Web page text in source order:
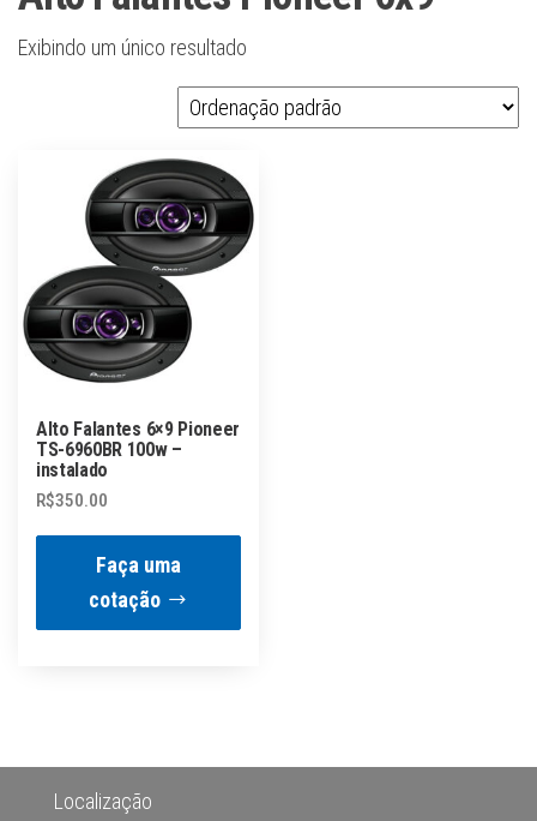
Exibindo um único resultado
Alto Falantes 6×9 Pioneer
TS-6960BR 100w –
instalado
R$350.00
Faça uma
cotação
Localização